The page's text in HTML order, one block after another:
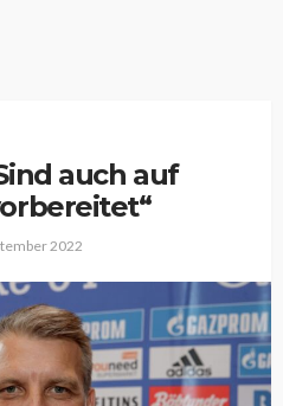
auch auf
2022